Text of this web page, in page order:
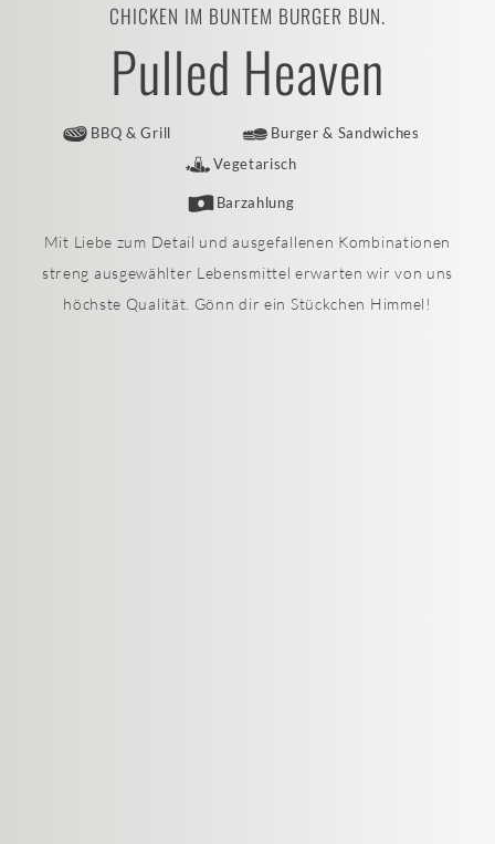
CHICKEN IM BUNTEM BURGER BUN.
Pulled Heaven
BBQ & Grill
Burger & Sandwiches
Vegetarisch
Barzahlung
Mit Liebe zum Detail und ausgefallenen Kombinationen
streng ausgewählter Lebensmittel erwarten wir von uns
höchste Qualität. Gönn dir ein Stückchen Himmel!